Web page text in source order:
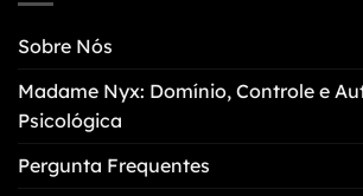
Sobre Nós
Madame Nyx: Domínio, Controle e
Psicológica
Pergunta Frequentes